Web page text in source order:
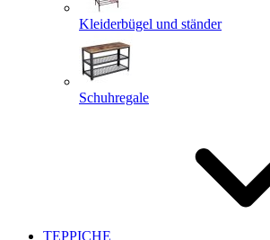
Kleiderbügel und ständer
Schuhregale
TEPPICHE